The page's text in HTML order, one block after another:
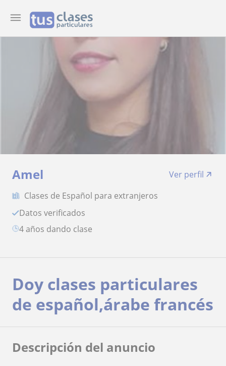
Amel
Ver perfil
Clases de Español para extranjeros
Datos verificados
4 años dando clase
Doy clases particulares
de español,árabe francés
Descripción del anuncio